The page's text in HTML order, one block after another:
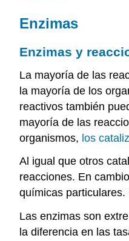
Enzimas
Enzimas y
La mayoría de las
la mayoría de los
reactivos también
mayoría de las
organismos, los
Al igual que otros
reacciones. En
químicas
Las enzimas son
la diferencia en las